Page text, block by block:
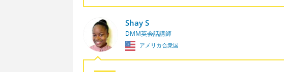
Shay S
DMM英会話講師
アメリカ合衆国